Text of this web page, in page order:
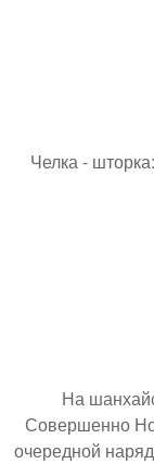
Челка -
На
Совершенно
очередной